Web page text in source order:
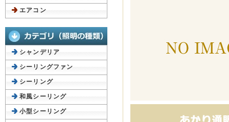
エアコン
シャンデリア
シーリングファン
シーリング
和風シーリング
小型シーリング